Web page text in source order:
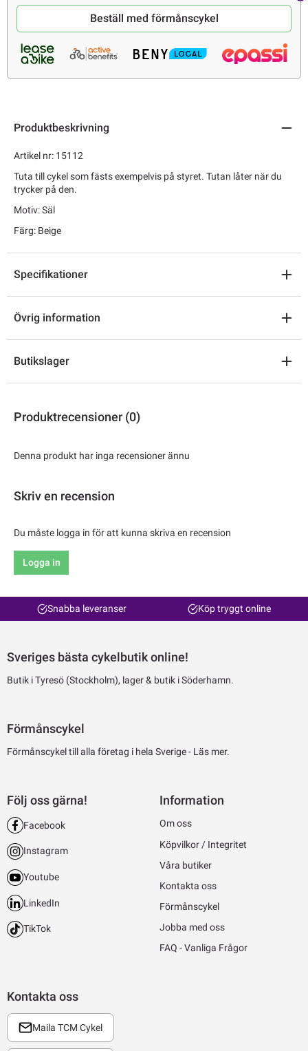
Beställ med förmånscykel
Produktbeskrivning
Artikel nr: 15112
Tuta till cykel som fästs exempelvis på styret. Tutan låter när du
trycker på den.
Motiv: Säl
Färg: Beige
Specifikationer
Övrig information
Butikslager
Produktrecensioner (0)
Denna produkt har inga recensioner ännu
Skriv en recension
Du måste logga in för att kunna skriva en recension
Logga in
Snabba leveranser Köp tryggt online
Sveriges bästa cykelbutik online!
Butik i Tyresö (Stockholm), lager & butik i Söderhamn.
Förmånscykel
Förmånscykel till alla företag i hela Sverige - Läs mer.
Kontakta oss
Maila TCM Cykel
Följ oss gärna!
Facebook
Instagram
Youtube
LinkedIn
TikTok
Information
Om oss
Köpvilkor / Integritet
Våra butiker
Kontakta oss
Förmånscykel
Jobba med oss
FAQ - Vanliga Frågor